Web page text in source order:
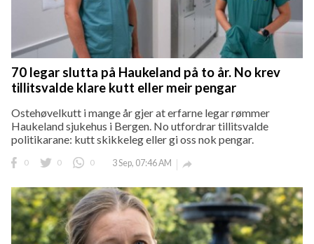
70 legar slutta på Haukeland på to år. No krev
tillitsvalde klare kutt eller meir pengar
Ostehøvelkutt i mange år gjer at erfarne legar rømmer
Haukeland sjukehus i Bergen. No utfordrar tillitsvalde
politikarane: kutt skikkeleg eller gi oss nok pengar.
0 0 0 3 Sep, 07:46 AM 